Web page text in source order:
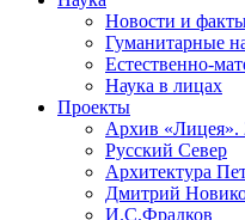
Новости и
Гуманитарные
Естественно-
Наука в лицах
Проекты
Архив
Русский Север
Архитектура
Дмитрий
И.С.Фрадков